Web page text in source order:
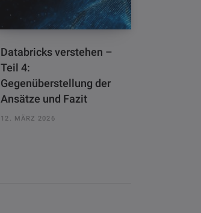
Databricks verstehen –
Teil 4:
Gegenüberstellung der
Ansätze und Fazit
12. MÄRZ 2026